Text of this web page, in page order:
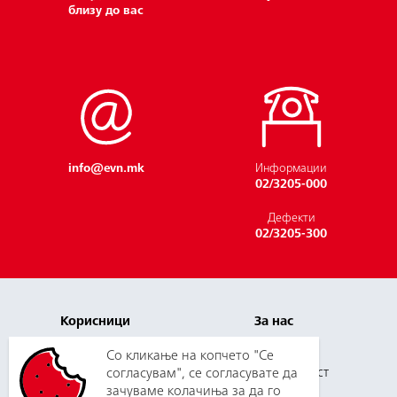
близу до вас
info@evn.mk
Информации
02/3205-000
Дефекти
02/3205-300
Корисници
Плаќање и цени
Услуги
За нас
Кариера
Одговорност
Со кликање на копчето "Се
согласувам", се согласувате да
зачуваме колачиња за да го